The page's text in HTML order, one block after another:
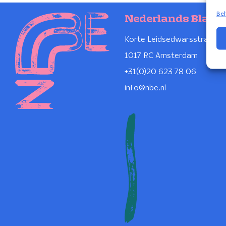
Nederlands
Korte Leidsedwarsstraat 12
1017 RC Amsterdam
+31(0)20 623 78 06
info@nbe.nl